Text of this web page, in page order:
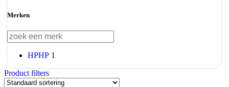
Merken
HPHP 1
Product filters